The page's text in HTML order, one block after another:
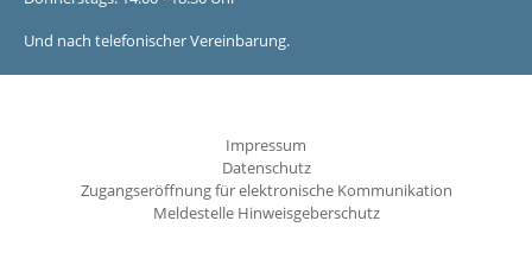
Und nach telefonischer Vereinbarung.
Impressum
Datenschutz
Zugangseröffnung für elektronische Kommunikation
Meldestelle Hinweisgeberschutz